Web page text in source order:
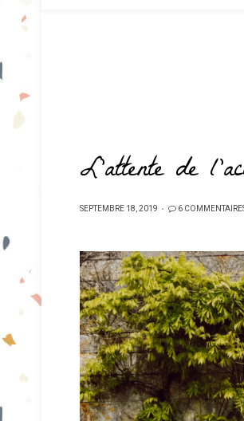
L’attente de
PUBLIÉ
SEPTEMBRE 18, 2019 6